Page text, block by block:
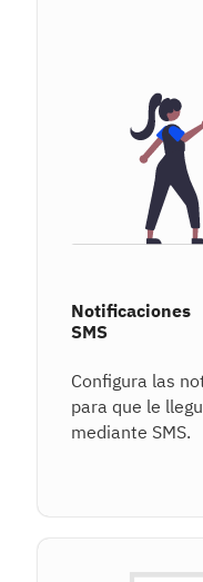
Notificaciones
SMS
Configura las
para que le
mediante SMS.